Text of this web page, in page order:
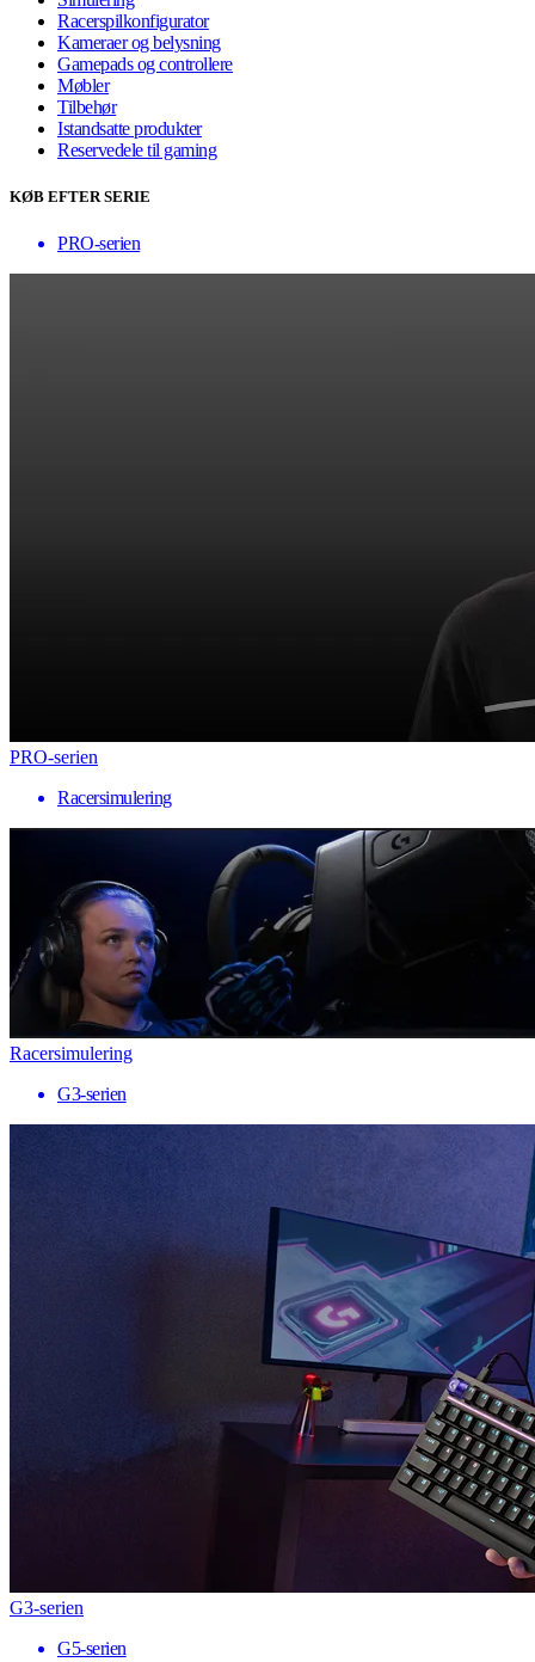
Racerspilkonfigurator
Kameraer og belysning
Gamepads og controllere
Møbler
Tilbehør
Istandsatte produkter
Reservedele til gaming
KØB EFTER SERIE
PRO-serien
PRO-serien
Racersimulering
Racersimulering
G3-serien
G3-serien
G5-serien